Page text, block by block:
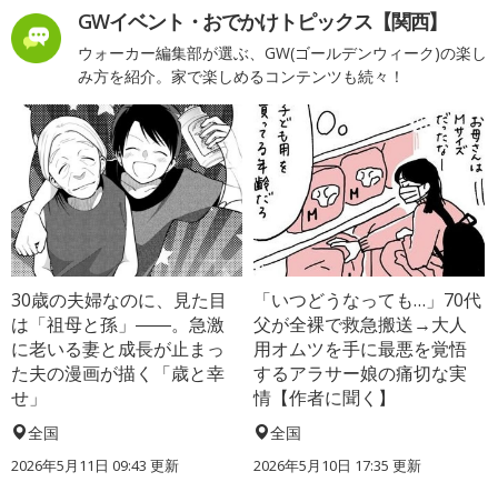
GWイベント・おでかけトピックス【関西】
ウォーカー編集部が選ぶ、GW(ゴールデンウィーク)の楽し
み方を紹介。家で楽しめるコンテンツも続々！
30歳の夫婦なのに、見た目
は「祖母と孫」――。急激
に老いる妻と成長が止まっ
た夫の漫画が描く「歳と幸
せ」
全国
2026年5月11日 09:43 更新
「いつどうなっても…」70代
父が全裸で救急搬送→大人
用オムツを手に最悪を覚悟
するアラサー娘の痛切な実
情【作者に聞く】
全国
2026年5月10日 17:35 更新